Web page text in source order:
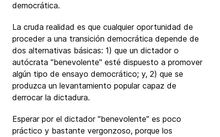
democrática.
La cruda realidad es que cualquier oportunidad de
proceder a una transición democrática depende de
dos alternativas básicas: 1) que un dictador o
autócrata "benevolente" esté dispuesto a promover
algún tipo de ensayo democrático; y, 2) que se
produzca un levantamiento popular capaz de
derrocar la dictadura.
Esperar por el dictador "benevolente" es poco
práctico y bastante vergonzoso, porque los